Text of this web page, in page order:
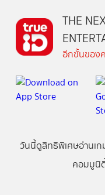
THE
อีกขั้นของ
วันนี้ดูสิทธิพิเศษอ่านเ
คอมมูนิ